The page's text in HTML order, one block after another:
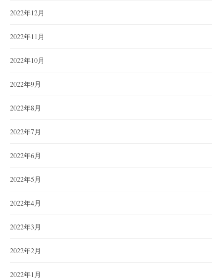
2022年12月
2022年11月
2022年10月
2022年9月
2022年8月
2022年7月
2022年6月
2022年5月
2022年4月
2022年3月
2022年2月
2022年1月